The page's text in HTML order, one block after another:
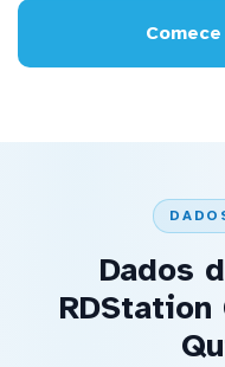
Dados
RDStation